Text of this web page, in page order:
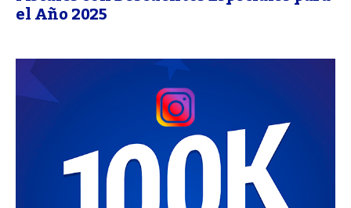
el Año 2025